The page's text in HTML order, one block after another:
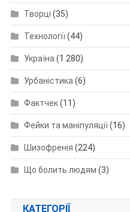
Творці (35)
Технології(44)
Україна(1 280)
Урбаністика(6)
Фактчек(11)
Фейки та маніпуляції(16)
Шизофренія (224)
Що болить людям (3)
КАТЕГОРІЇ